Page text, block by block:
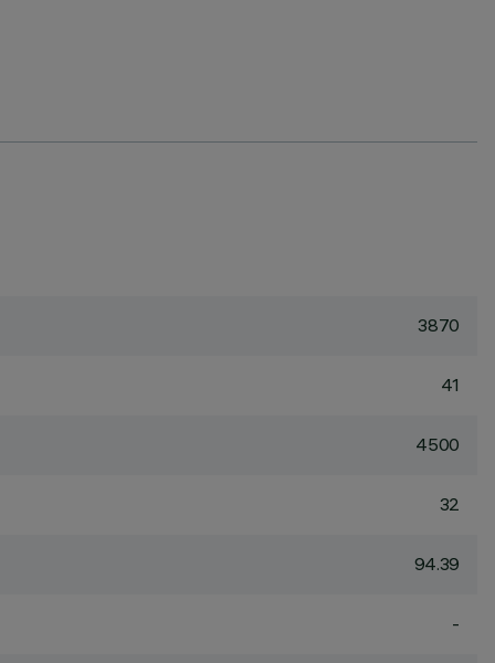
3870
41
4500
32
94.39
-